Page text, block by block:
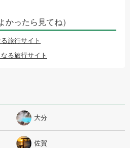
かったら見てね）
大分
佐賀